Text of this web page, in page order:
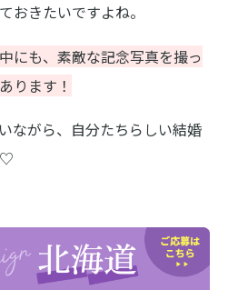
おきたいですよね。
にも、素敵な記念写真を撮っ
ります！
ながら、自分たちらしい結婚
♡